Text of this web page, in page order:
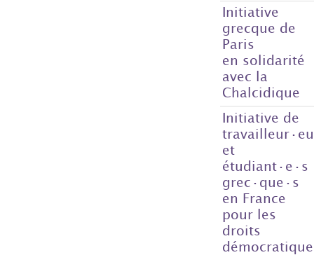
Initiative
grecque de
Paris
en solidarité
avec la
Chalcidique
Initiative de
et
étudiant·e·s
grec·que·s
en France
pour les
droits